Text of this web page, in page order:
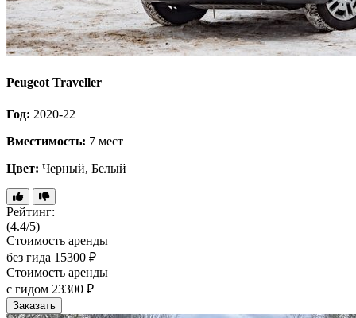
Peugeot Traveller
Год: 2020-22
Вместимость: 7 мест
Цвет: Черный, Белый
Рейтинг:
(4.4/5)
Стоимость аренды
без гида 15300 ₽
Стоимость аренды
с гидом 23300 ₽
Заказать